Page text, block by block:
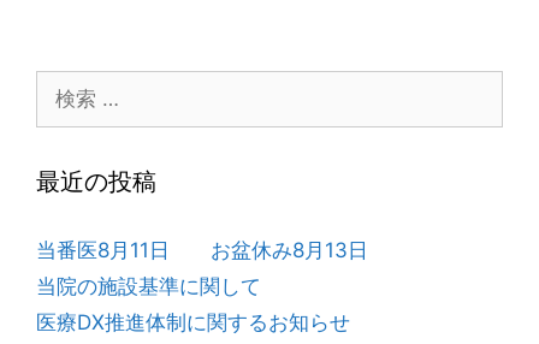
ー
索:
最近の投稿
当番医8月11日 お盆休み8月13日
当院の施設基準に関して
医療DX推進体制に関するお知らせ